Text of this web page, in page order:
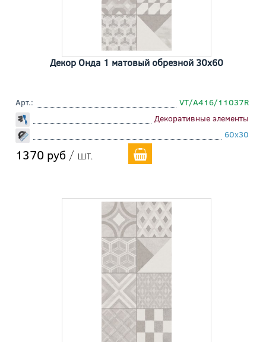
Декор Онда 1 матовый обрезной 30x60
Арт.:
VT/A416/11037R
Декоративные элементы
60x30
1370 руб / шт.